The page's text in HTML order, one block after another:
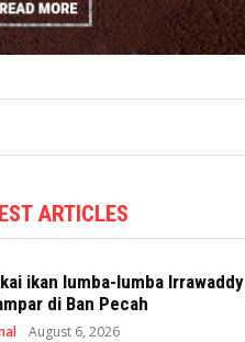
ARTICLES
ikan lumba-lumba Irrawaddy
di Ban Pecah
August 6, 2026